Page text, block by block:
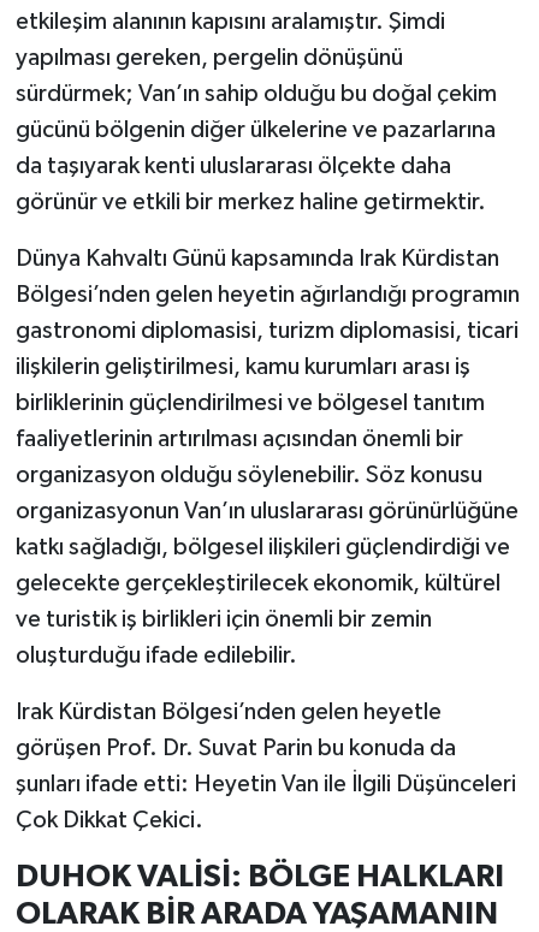
etkileşim alanının kapısını aralamıştır. Şimdi
yapılması gereken, pergelin dönüşünü
sürdürmek; Van’ın sahip olduğu bu doğal çekim
gücünü bölgenin diğer ülkelerine ve pazarlarına
da taşıyarak kenti uluslararası ölçekte daha
görünür ve etkili bir merkez haline getirmektir.
Dünya Kahvaltı Günü kapsamında Irak Kürdistan
Bölgesi’nden gelen heyetin ağırlandığı programın
gastronomi diplomasisi, turizm diplomasisi, ticari
ilişkilerin geliştirilmesi, kamu kurumları arası iş
birliklerinin güçlendirilmesi ve bölgesel tanıtım
faaliyetlerinin artırılması açısından önemli bir
organizasyon olduğu söylenebilir. Söz konusu
organizasyonun Van’ın uluslararası görünürlüğüne
katkı sağladığı, bölgesel ilişkileri güçlendirdiği ve
gelecekte gerçekleştirilecek ekonomik, kültürel
ve turistik iş birlikleri için önemli bir zemin
oluşturduğu ifade edilebilir.
Irak Kürdistan Bölgesi’nden gelen heyetle
görüşen Prof. Dr. Suvat Parin bu konuda da
şunları ifade etti: Heyetin Van ile İlgili Düşünceleri
Çok Dikkat Çekici.
DUHOK VALİSİ: BÖLGE HALKLARI
OLARAK BİR ARADA YAŞAMANIN